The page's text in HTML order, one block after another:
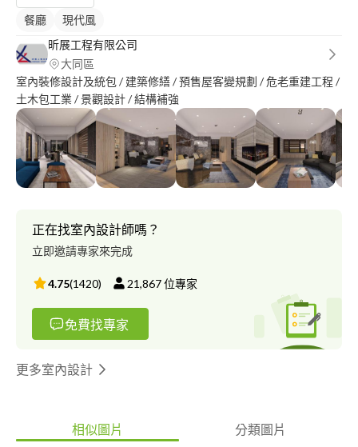
餐廳
現代風
昕展工程有限公司
大同區
室內裝修設計及統包 / 建築修繕 / 預售屋客變規劃 / 危老重建工程 /
土木包工業 / 景觀設計 / 結構補強
正在找室內設計師嗎？
立即邀請專家來完成
4.75(1420) 21,867位專家
免費找專家
更多室內設計
相似圖片 分類圖片